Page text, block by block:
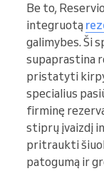
Be to,
integruotą
galimybes. Ši
supaprastina
pristatyti
specialius
firminę
stiprų įvaizdį
pritraukti
patogumą ir